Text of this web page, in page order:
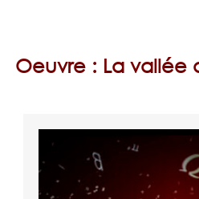
Oeuvre : La